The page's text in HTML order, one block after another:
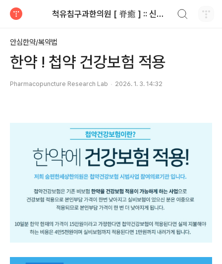
척유침구과한의원 [ 脊癒 ] :: 신민섭한의원
안심한약/복약법
한약 ! 첩약 건강보험 적용
Pharmacopuncture Research Lab 2026. 1. 3. 14:32